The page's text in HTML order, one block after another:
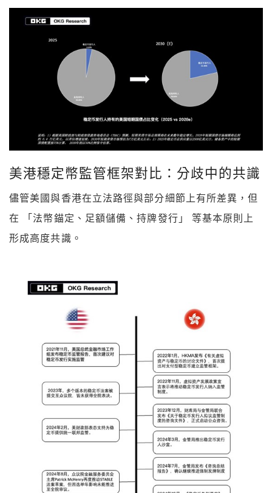
美港穩定幣監管框架對比：分歧中的共識
儘管美國與香港在立法路徑與部分細節上有所差異，但
在 「法幣錨定、足額儲備、持牌發行」 等基本原則上
形成高度共識。